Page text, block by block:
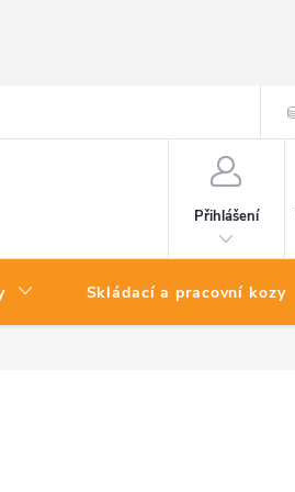
Přihlášení
Skládací a pracovní kozy